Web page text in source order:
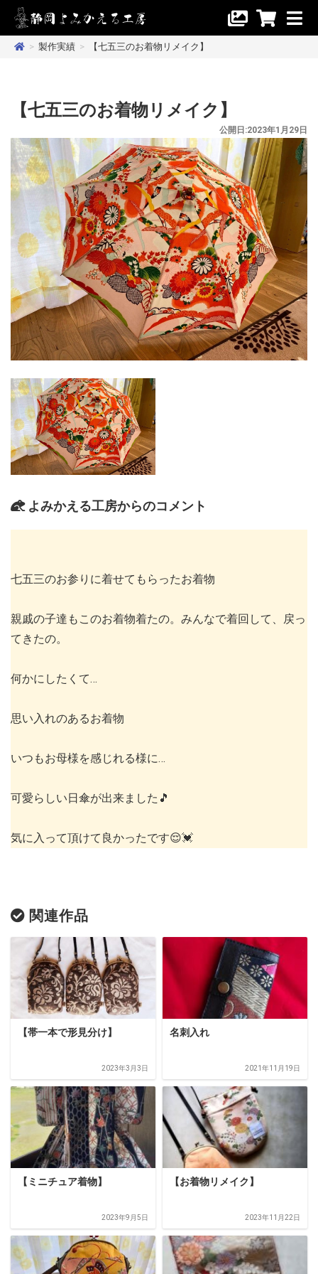
> 製作実績 > 【七五三のお着物リメイク】
【七五三のお着物リメイク】
公開日:2023年1月29日
よみかえる工房からのコメント
七五三のお参りに着せてもらったお着物
親戚の子達もこのお着物着たの。みんなで着回して、戻っ
てきたの。
何かにしたくて…
思い入れのあるお着物
いつもお母様を感じれる様に…
可愛らしい日傘が出来ました🎵
気に入って頂けて良かったです😌💓
関連作品
【帯一本で形見分け】
2023年3月3日
名刺入れ
2021年11月19日
【ミニチュア着物】
2023年9月5日
【お着物リメイク】
2023年11月22日